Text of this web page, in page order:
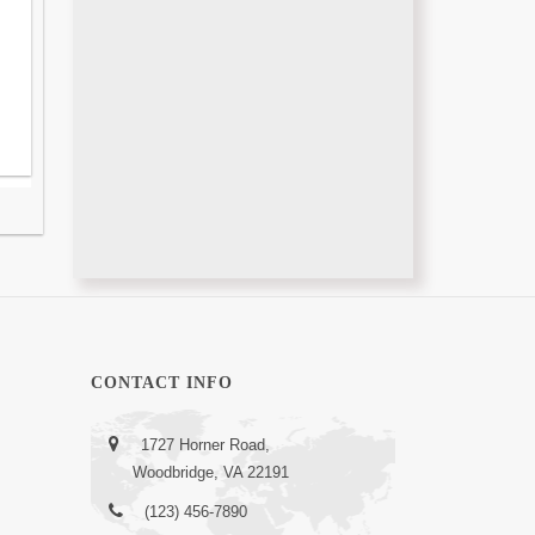
CONTACT INFO
1727 Horner Road,
Woodbridge, VA 22191
(123) 456-7890